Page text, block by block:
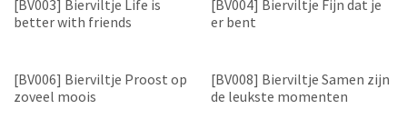
[BV003] Bierviltje Life is
better with friends
[BV004] Bierviltje Fijn dat je
er bent
[BV006] Bierviltje Proost op
zoveel moois
[BV008] Bierviltje Samen zijn
de leukste momenten